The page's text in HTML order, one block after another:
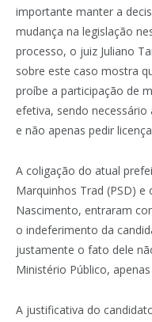
importante manter a
mudança na legislação
processo, o juiz Juliano
sobre este caso mostra
proíbe a participação de
efetiva, sendo
e não apenas pedir
A coligação do atual
Marquinhos Trad (PSD) e
Nascimento, entraram
o indeferimento da
justamente o fato dele
Ministério Público,
A justificativa do